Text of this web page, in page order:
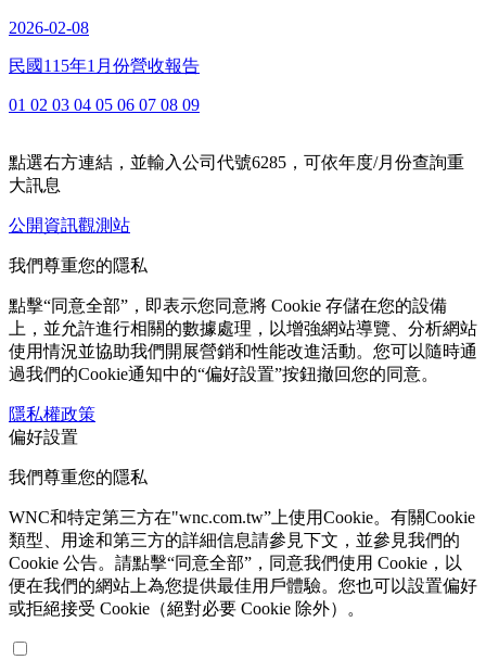
2026-02-08
民國115年1月份營收報告
01 02 03 04 05 06 07 08 09
點選右方連結，並輸入公司代號6285，可依年度/月份查詢重
大訊息
公開資訊觀測站
我們尊重您的隱私
點擊“同意全部”，即表示您同意將 Cookie 存儲在您的設備
上，並允許進行相關的數據處理，以增強網站導覽、分析網站
使用情況並協助我們開展營銷和性能改進活動。您可以隨時通
過我們的Cookie通知中的“偏好設置”按鈕撤回您的同意。
隱私權政策
偏好設置
我們尊重您的隱私
WNC和特定第三方在"wnc.com.tw”上使用Cookie。有關Cookie
類型、用途和第三方的詳細信息請參見下文，並參見我們的
Cookie 公告。請點擊“同意全部”，同意我們使用 Cookie，以
便在我們的網站上為您提供最佳用戶體驗。您也可以設置偏好
或拒絕接受 Cookie（絕對必要 Cookie 除外）。